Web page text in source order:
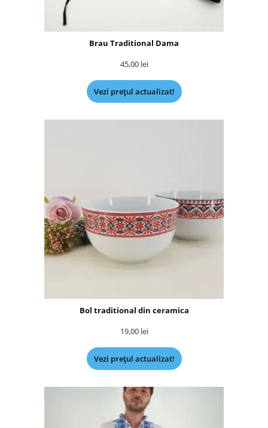
Brau Traditional Dama
45,00 lei
Vezi prețul actualizat!
Bol traditional din ceramica
19,00 lei
Vezi prețul actualizat!